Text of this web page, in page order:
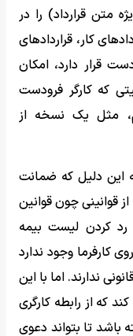
متن قرارداد) را در
کار، قراردادهای
قرار دارد، امکان
که کارگر فرودست
مثل یک نسخه از
این دلیل که ضمانت
قوانینی چون قوانین
کردن لیست بیمه
کارفرما وجود ندارد
ندارند. اما با این
که از رابطه کارگری
باشد تا بتواند دعوی